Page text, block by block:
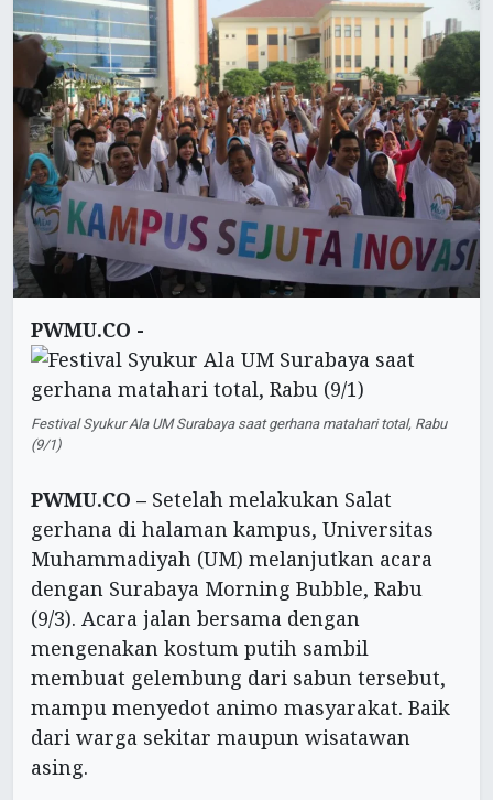
PWMU.CO -
Festival Syukur Ala UM Surabaya saat gerhana matahari total, Rabu
(9/1)
PWMU.CO – Setelah melakukan Salat
gerhana di halaman kampus, Universitas
Muhammadiyah (UM) melanjutkan acara
dengan Surabaya Morning Bubble, Rabu
(9/3). Acara jalan bersama dengan
mengenakan kostum putih sambil
membuat gelembung dari sabun tersebut,
mampu menyedot animo masyarakat. Baik
dari warga sekitar maupun wisatawan
asing.